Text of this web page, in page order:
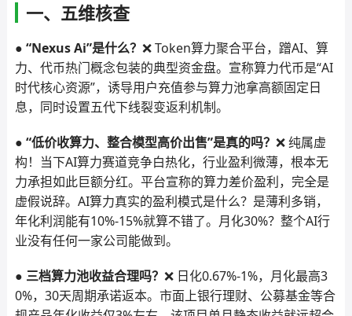
一、五维核查
● “Nexus Ai”是什么？ ❌ Token算力聚合平台，蹭AI、算
力、代币热门概念包装的典型资金盘。宣称算力代币是“AI
时代核心资源”，诱导用户充值参与算力池拿高额固定日
息，同时设置五代下线裂变返利机制。
● “低价收算力、整合模型高价出售”是真的吗？ ❌ 纯属虚
构！当下AI算力赛道竞争白热化，行业盈利微薄，根本无
力承担如此巨额分红。平台宣称的算力差价盈利，完全是
虚假说辞。AI算力真实的盈利模式是什么？是薄利多销，
年化利润能有10%-15%就算不错了。月化30%？整个AI行
业没有任何一家公司能做到。
● 三档算力池收益合理吗？ ❌ 日化0.67%-1%，月化最高3
0%，30天周期承诺返本。市面上银行理财、公募基金等合